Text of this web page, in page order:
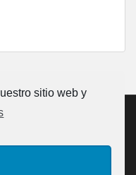
sitio web y
que por temas de trabajo